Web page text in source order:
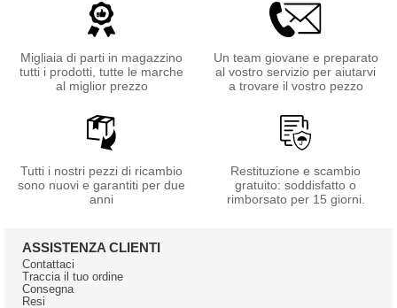
Migliaia di parti in magazzino
tutti i prodotti, tutte le marche
al miglior prezzo
Un team giovane e preparato
al vostro servizio per aiutarvi
a trovare il vostro pezzo
Tutti i nostri pezzi di ricambio
sono nuovi e garantiti per due
anni
Restituzione e scambio
gratuito: soddisfatto o
rimborsato per 15 giorni.
ASSISTENZA CLIENTI
Contattaci
Traccia il tuo ordine
Consegna
Resi